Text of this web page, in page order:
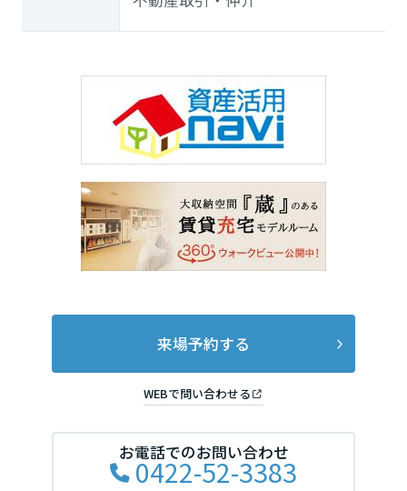
来場予約する
WEBで問い合わせる
お電話でのお問い合わせ
0422-52-3383